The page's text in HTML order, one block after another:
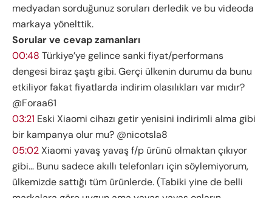
medyadan sorduğunuz soruları derledik ve bu videoda
markaya yönelttik.
Sorular ve cevap zamanları
00:48 Türkiye’ye gelince sanki fiyat/performans
dengesi biraz şaştı gibi. Gerçi ülkenin durumu da bunu
etkiliyor fakat fiyatlarda indirim olasılıkları var mıdır?
@Foraa61
03:21 Eski Xiaomi cihazı getir yenisini indirimli alma gibi
bir kampanya olur mu? @nicotsla8
05:02Xiaomi yavaş yavaş f/p ürünü olmaktan çıkıyor
gibi… Bunu sadece akıllı telefonları için söylemiyorum,
ülkemizde sattığı tüm ürünlerde. (Tabiki yine de belli